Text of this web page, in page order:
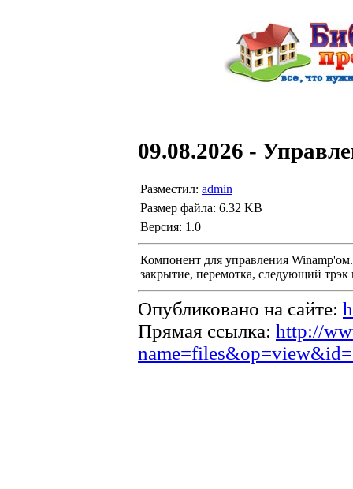
09.08.2026 -
Разместил: admin
Размер файла: 6.32 KB
Версия: 1.0
Компонент для управления
закрытие, перемотка, следующий трэк
Опубликовано на сайте:
Прямая ссылка: http://